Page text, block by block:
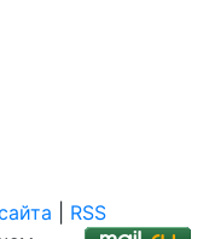
RSS